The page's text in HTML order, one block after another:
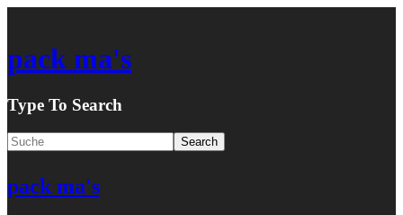
pack ma's
Type To Search
pack ma's